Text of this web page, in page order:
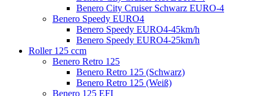
Benero City Cruiser Schwarz EURO-4
Benero Speedy EURO4
Benero Speedy EURO4-45km/h
Benero Speedy EURO4-25km/h
Roller 125 ccm
Benero Retro 125
Benero Retro 125 (Schwarz)
Benero Retro 125 (Weiß)
Benero 125 EFI